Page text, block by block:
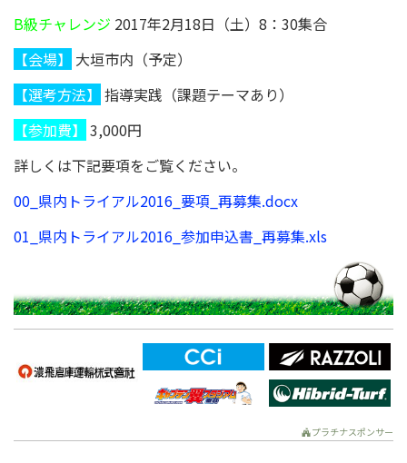
B級チャレンジ 2017年2月18日（土）8：30集合
【会場】
大垣市内（予定）
【選考方法】 指導実践（課題テーマあり）
【参加費】 3,000円
詳しくは下記要項をご覧ください。
00_県内トライアル2016_要項_再募集.docx
01_県内トライアル2016_参加申込書_再募集.xls
プラチナスポンサー